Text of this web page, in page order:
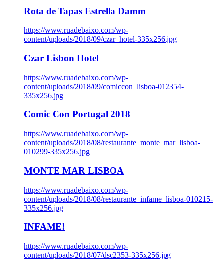
Rota de Tapas Estrella Damm
https://www.ruadebaixo.com/wp-
content/uploads/2018/09/czar_hotel-335x256.jpg
Czar Lisbon Hotel
https://www.ruadebaixo.com/wp-
content/uploads/2018/09/comiccon_lisboa-012354-
335x256.jpg
Comic Con Portugal 2018
https://www.ruadebaixo.com/wp-
content/uploads/2018/08/restaurante_monte_mar_lisboa-
010299-335x256.jpg
MONTE MAR LISBOA
https://www.ruadebaixo.com/wp-
content/uploads/2018/08/restaurante_infame_lisboa-010215-
335x256.jpg
INFAME!
https://www.ruadebaixo.com/wp-
content/uploads/2018/07/dsc2353-335x256.jpg